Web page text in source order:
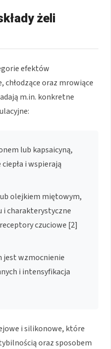
żeli
efektów
chłodzące oraz mrowiące
m.in. konkretne
lub kapsaicyną,
i wspierają
olejkiem miętowym,
i charakterystyczne
czuciowe [2]
jest wzmocnienie
i intensyfikacja
i silikonowe, które
oraz sposobem